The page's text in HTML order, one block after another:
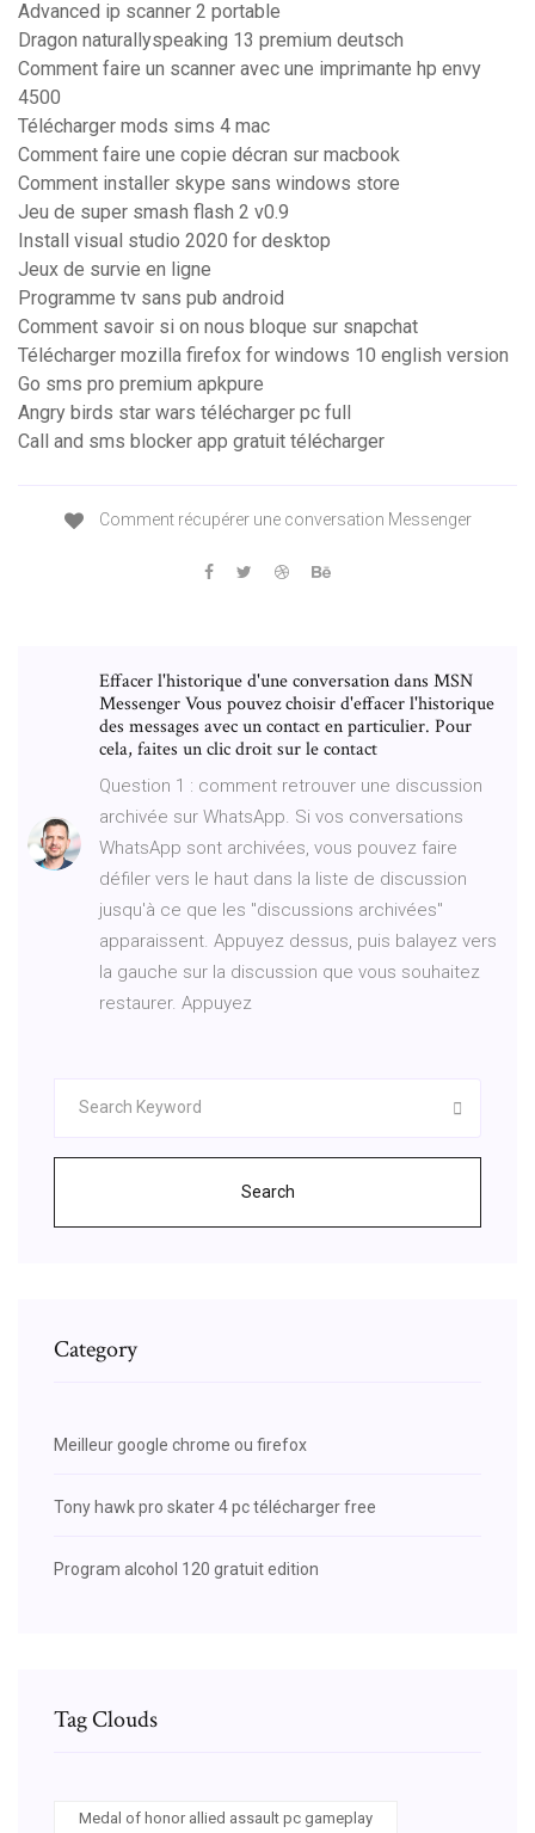
Advanced ip scanner 2 portable
Dragon naturallyspeaking 13 premium deutsch
Comment faire un scanner avec une imprimante hp envy
4500
Télécharger mods sims 4 mac
Comment faire une copie décran sur macbook
Comment installer skype sans windows store
Jeu de super smash flash 2 v0.9
Install visual studio 2020 for desktop
Jeux de survie en ligne
Programme tv sans pub android
Comment savoir si on nous bloque sur snapchat
Télécharger mozilla firefox for windows 10 english version
Go sms pro premium apkpure
Angry birds star wars télécharger pc full
Call and sms blocker app gratuit télécharger
Comment récupérer une conversation Messenger
Effacer l'historique d'une conversation dans MSN
Messenger Vous pouvez choisir d'effacer l'historique
des messages avec un contact en particulier. Pour
cela, faites un clic droit sur le contact
Question 1 : comment retrouver une discussion
archivée sur WhatsApp. Si vos conversations
WhatsApp sont archivées, vous pouvez faire
défiler vers le haut dans la liste de discussion
jusqu'à ce que les "discussions archivées"
apparaissent. Appuyez dessus, puis balayez vers
la gauche sur la discussion que vous souhaitez
restaurer. Appuyez
Search
Category
Meilleur google chrome ou firefox
Tony hawk pro skater 4 pc télécharger free
Program alcohol 120 gratuit edition
Tag Clouds
Medal of honor allied assault pc gameplay